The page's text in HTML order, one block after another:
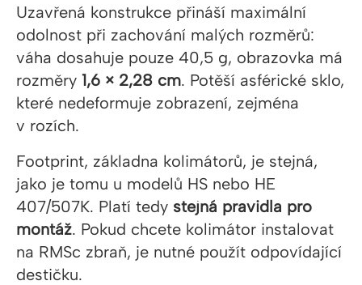
Uzavřená konstrukce přináší maximální
odolnost při zachování malých rozměrů:
váha dosahuje pouze 40,5 g, obrazovka má
rozměry 1,6 × 2,28 cm. Potěší asférické sklo,
které nedeformuje zobrazení, zejména
v rozích.
Footprint, základna kolimátorů, je stejná,
jako je tomu u modelů HS nebo HE
407/507K. Platí tedy stejná pravidla pro
montáž. Pokud chcete kolimátor instalovat
na RMSc zbraň, je nutné použít odpovídající
destičku.